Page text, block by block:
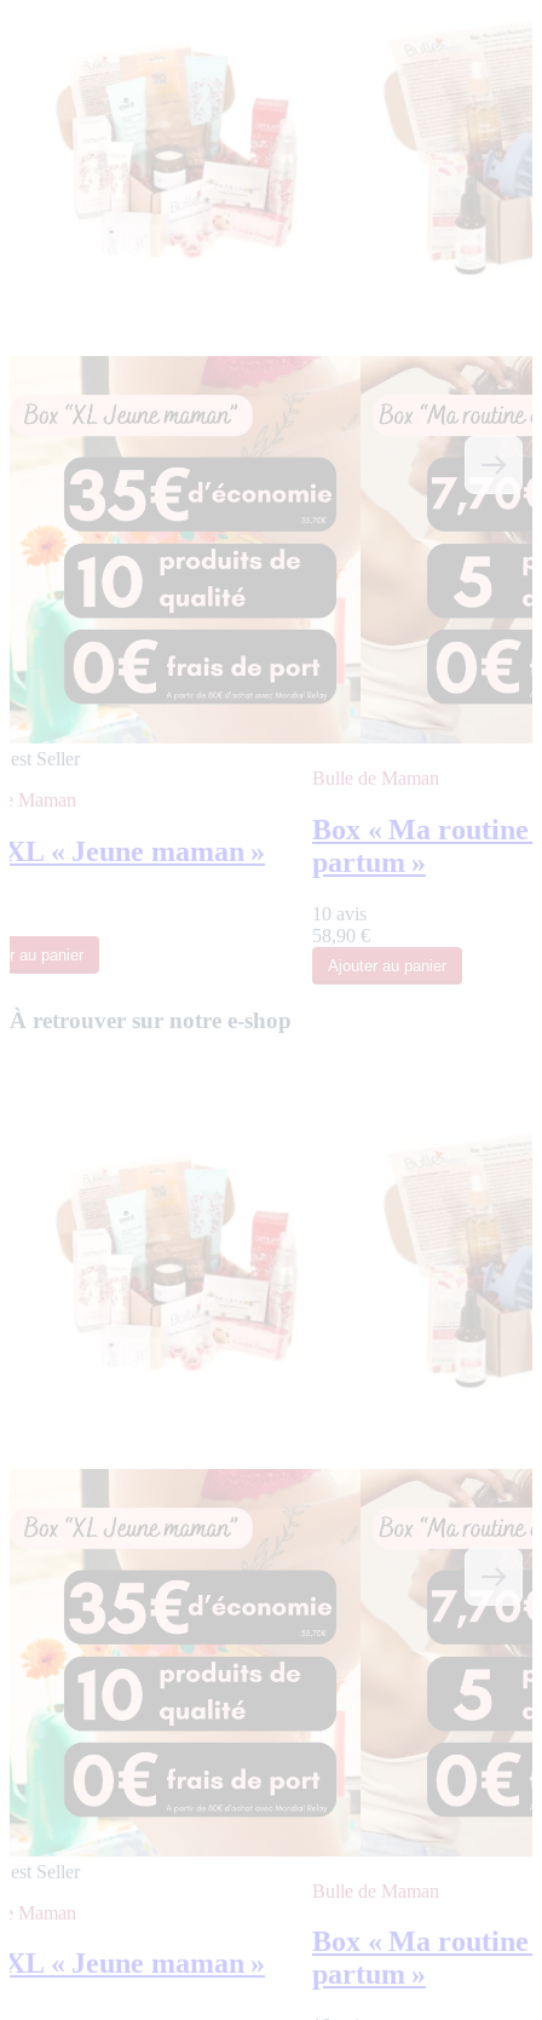
Seller
Maman
« Jeune maman »
au panier
Bulle de Maman
Box « Ma routine
partum »
10 avis
58,90 €
Ajouter au panier
À retrouver sur notre e-shop
Seller
Maman
« Jeune maman »
Bulle de Maman
Box « Ma routine
partum »